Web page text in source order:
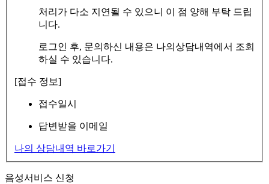
처리가 다소 지연될 수 있으니 이 점 양해 부탁 드립
니다.
로그인 후, 문의하신 내용은 나의상담내역에서 조회
하실 수 있습니다.
[접수 정보]
접수일시
답변받을 이메일
나의 상담내역 바로가기
음성서비스 신청